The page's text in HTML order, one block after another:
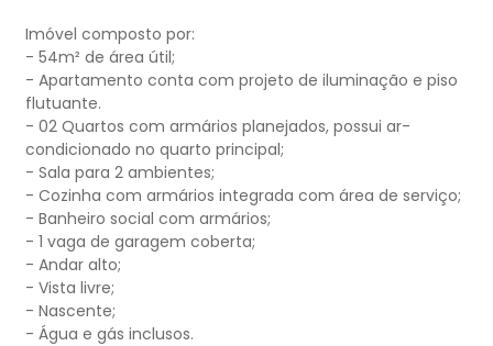
Imóvel composto por:
- 54m² de área útil;
- Apartamento conta com projeto de iluminação e piso
flutuante.
- 02 Quartos com armários planejados, possui ar-
condicionado no quarto principal;
- Sala para 2 ambientes;
- Cozinha com armários integrada com área de serviço;
- Banheiro social com armários;
- 1 vaga de garagem coberta;
- Andar alto;
- Vista livre;
- Nascente;
- Água e gás inclusos.